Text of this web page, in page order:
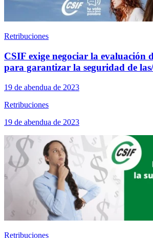
Retribuciones
CSIF exige negociar la evaluación
para garantizar la seguridad de
19 de abendua de 2023
Retribuciones
19 de abendua de 2023
Retribuciones